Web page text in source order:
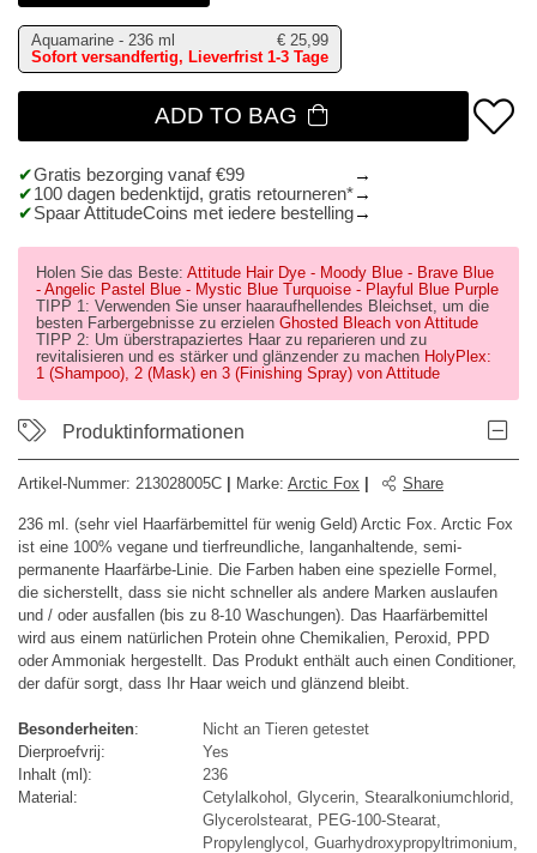
Aquamarine - 236 ml € 25,99
Sofort versandfertig, Lieverfrist 1-3 Tage
ADD TO BAG
Gratis bezorging vanaf €99
100 dagen bedenktijd, gratis retourneren*
Spaar AttitudeCoins met iedere bestelling
Holen Sie das Beste: Attitude Hair Dye - Moody Blue - Brave Blue
- Angelic Pastel Blue - Mystic Blue Turquoise - Playful Blue Purple
TIPP 1: Verwenden Sie unser haaraufhellendes Bleichset, um die
besten Farbergebnisse zu erzielen Ghosted Bleach von Attitude
TIPP 2: Um überstrapaziertes Haar zu reparieren und zu
revitalisieren und es stärker und glänzender zu machen HolyPlex:
1 (Shampoo), 2 (Mask) en 3 (Finishing Spray) von Attitude
Produktinformationen
Artikel-Nummer: 213028005C Marke: Arctic Fox Share
236 ml. (sehr viel Haarfärbemittel für wenig Geld) Arctic Fox. Arctic Fox
ist eine 100% vegane und tierfreundliche, langanhaltende, semi-
permanente Haarfärbe-Linie. Die Farben haben eine spezielle Formel,
die sicherstellt, dass sie nicht schneller als andere Marken auslaufen
und / oder ausfallen (bis zu 8-10 Waschungen). Das Haarfärbemittel
wird aus einem natürlichen Protein ohne Chemikalien, Peroxid, PPD
oder Ammoniak hergestellt. Das Produkt enthält auch einen Conditioner,
der dafür sorgt, dass Ihr Haar weich und glänzend bleibt.
Besonderheiten:
Nicht an Tieren getestet
Dierproefvrij:
Yes
Inhalt (ml):
236
Material:
Cetylalkohol, Glycerin, Stearalkoniumchlorid,
Glycerolstearat, PEG-100-Stearat,
Propylenglycol, Guarhydroxypropyltrimonium,